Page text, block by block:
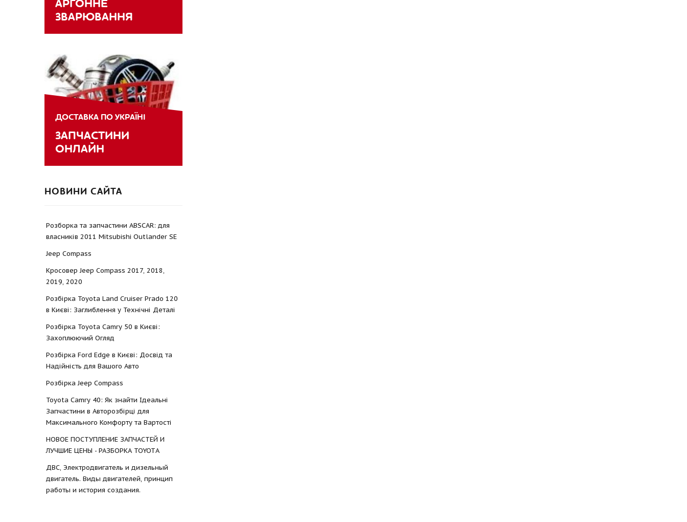
АРГОННЕ
ЗВАРЮВАННЯ
ДОСТАВКА ПО УКРАЇНІ
ЗАПЧАСТИНИ
ОНЛАЙН
НОВИНИ САЙТА
Розборка та запчастини ABSCAR: для
власників 2011 Mitsubishi Outlander SE
Jeep Compass
Кросовер Jeep Compass 2017, 2018,
2019, 2020
Розбірка Toyota Land Cruiser Prado 120
в Києві: Заглиблення у Технічні Деталі
Розбірка Toyota Camry 50 в Києві:
Захоплюючий Огляд
Розбірка Ford Edge в Києві: Досвід та
Надійність для Вашого Авто
Розбірка Jeep Compass
Toyota Camry 40: Як знайти Ідеальні
Запчастини в Авторозбірці для
Максимального Комфорту та Вартості
НОВОЕ ПОСТУПЛЕНИЕ ЗАПЧАСТЕЙ И
ЛУЧШИЕ ЦЕНЫ - РАЗБОРКА TOYOTА
ДВС, Электродвигатель и дизельный
двигатель. Виды двигателей, принцип
работы и история создания.